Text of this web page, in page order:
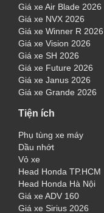
Giá xe Air Blade 2026
Giá xe NVX 2026
Giá xe Winner R 2026
Giá xe Vision 2026
Giá xe SH 2026
Giá xe Future 2026
Giá xe Janus 2026
Giá xe Grande 2026
Tiện ích
Phụ tùng xe máy
Dầu nhớt
Vỏ xe
Head Honda TP.HCM
Head Honda Hà Nội
Giá xe ADV 160
Giá xe Sirius 2026